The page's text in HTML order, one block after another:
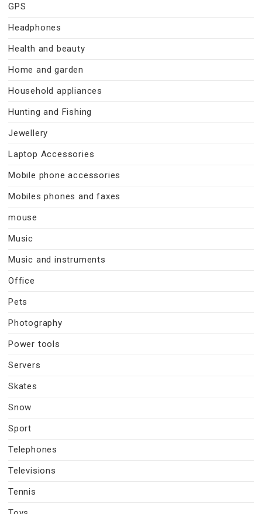
GPS
Headphones
Health and beauty
Home and garden
Household appliances
Hunting and Fishing
Jewellery
Laptop Accessories
Mobile phone accessories
Mobiles phones and faxes
mouse
Music
Music and instruments
Office
Pets
Photography
Power tools
Servers
Skates
Snow
Sport
Telephones
Televisions
Tennis